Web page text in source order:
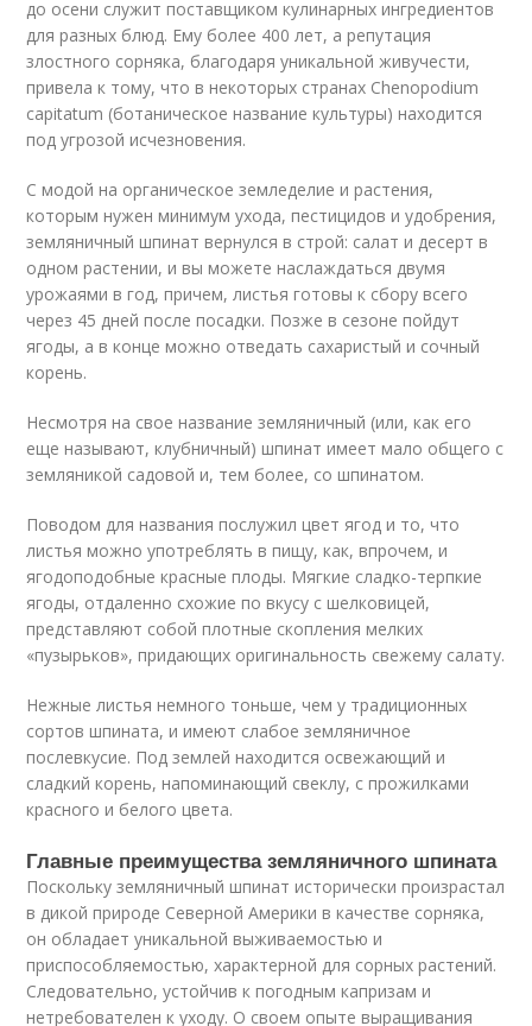
до осени служит поставщиком кулинарных ингредиентов
для разных блюд. Ему более 400 лет, а репутация
злостного сорняка, благодаря уникальной живучести,
привела к тому, что в некоторых странах Chenopodium
capitatum (ботаническое название культуры) находится
под угрозой исчезновения.
С модой на органическое земледелие и растения,
которым нужен минимум ухода, пестицидов и удобрения,
земляничный шпинат вернулся в строй: салат и десерт в
одном растении, и вы можете наслаждаться двумя
урожаями в год, причем, листья готовы к сбору всего
через 45 дней после посадки. Позже в сезоне пойдут
ягоды, а в конце можно отведать сахаристый и сочный
корень.
Несмотря на свое название земляничный (или, как его
еще называют, клубничный) шпинат имеет мало общего с
земляникой садовой и, тем более, со шпинатом.
Поводом для названия послужил цвет ягод и то, что
листья можно употреблять в пищу, как, впрочем, и
ягодоподобные красные плоды. Мягкие сладко-терпкие
ягоды, отдаленно схожие по вкусу с шелковицей,
представляют собой плотные скопления мелких
«пузырьков», придающих оригинальность свежему салату.
Нежные листья немного тоньше, чем у традиционных
сортов шпината, и имеют слабое земляничное
послевкусие. Под землей находится освежающий и
сладкий корень, напоминающий свеклу, с прожилками
красного и белого цвета.
Главные преимущества земляничного шпината
Поскольку земляничный шпинат исторически произрастал
в дикой природе Северной Америки в качестве сорняка,
он обладает уникальной выживаемостью и
приспособляемостью, характерной для сорных растений.
Следовательно, устойчив к погодным капризам и
нетребователен к уходу. О своем опыте выращивания